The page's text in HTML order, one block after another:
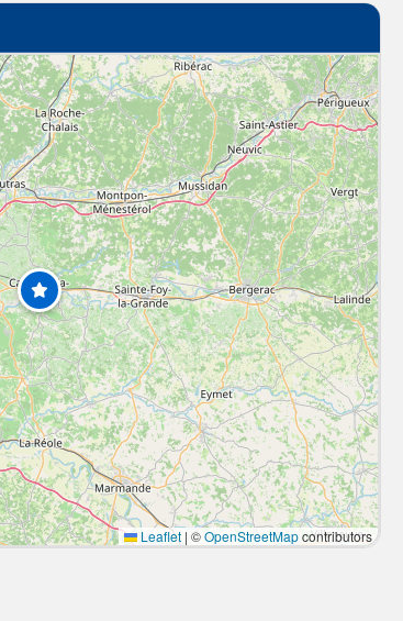
Leaflet | ©OpenStreetMapcontributors